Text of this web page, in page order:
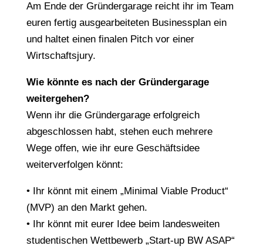
Am Ende der Gründergarage reicht ihr im Team
euren fertig ausgearbeiteten Businessplan ein
und haltet einen finalen Pitch vor einer
Wirtschaftsjury.
Wie könnte es nach der Gründergarage
weitergehen?
Wenn ihr die Gründergarage erfolgreich
abgeschlossen habt, stehen euch mehrere
Wege offen, wie ihr eure Geschäftsidee
weiterverfolgen könnt:
• Ihr könnt mit einem „Minimal Viable Product“
(MVP) an den Markt gehen.
• Ihr könnt mit eurer Idee beim landesweiten
studentischen Wettbewerb „Start-up BW ASAP“